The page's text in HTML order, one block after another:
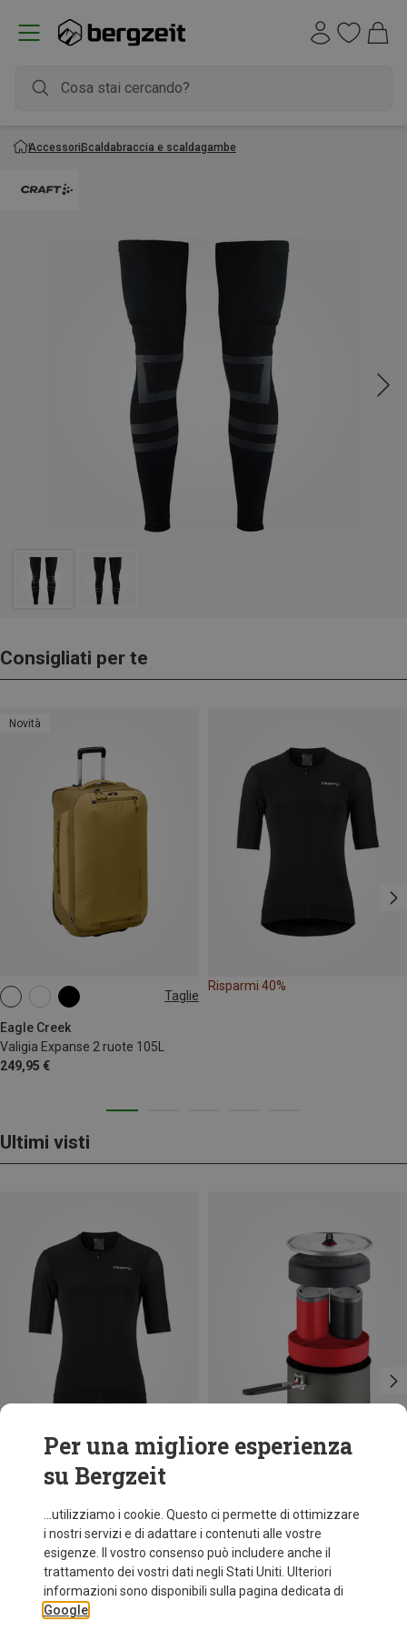
AccessoriScaldabraccia e scaldagambe
Consigliati per te
Novità
Taglie
Eagle Creek
Valigia Expanse 2 ruote 105L
249,95 €
35L
Risparmi 40%
Ultimi visti
Risparmi 40%
Per una migliore esperienza
su Bergzeit
...utilizziamo i cookie. Questo ci permette di ottimizzare
i nostri servizi e di adattare i contenuti alle vostre
esigenze. Il vostro consenso può includere anche il
trattamento dei vostri dati negli Stati Uniti. Ulteriori
informazioni sono disponibili sulla pagina dedicata di
Google